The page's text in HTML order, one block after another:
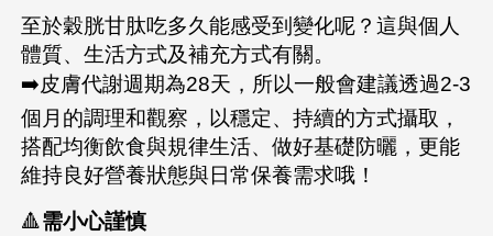
至於穀胱甘肽吃多久能感受到變化呢？這與個人
體質、生活方式及補充方式有關。
➡️皮膚代謝週期為28天，所以一般會建議透過2-3
個月的調理和觀察，以穩定、持續的方式攝取，
搭配均衡飲食與規律生活、做好基礎防曬，更能
維持良好營養狀態與日常保養需求哦！
🔺需小心謹慎